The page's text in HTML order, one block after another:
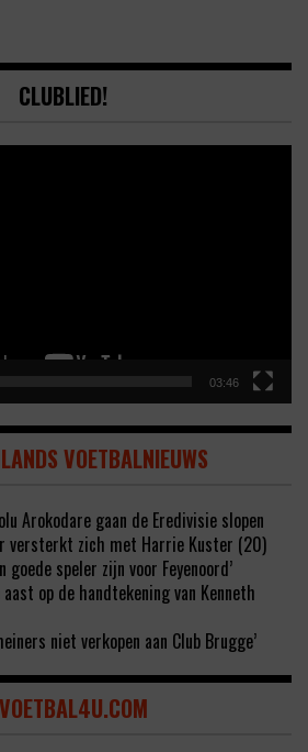
CLUBLIED!
03:46
VOETBALNIEUWS
Arokodare gaan de Eredivisie slopen
versterkt zich met Harrie Kuster (20)
goede speler zijn voor Feyenoord’
op de handtekening van Kenneth
niet verkopen aan Club Brugge’
VOETBAL4U.COM